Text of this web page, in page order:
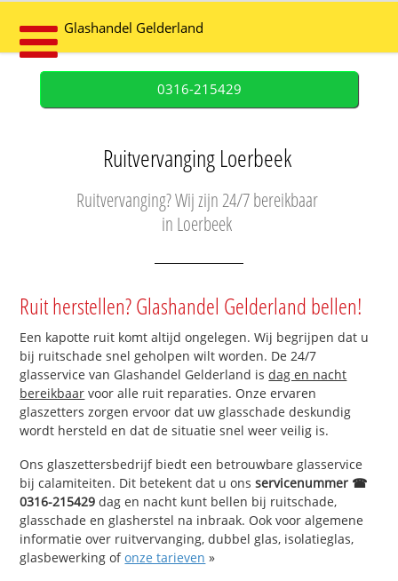
Glashandel Gelderland
0316-215429
Ruitvervanging Loerbeek
Ruitvervanging? Wij zijn 24/7 bereikbaar
in Loerbeek
Ruit herstellen? Glashandel Gelderland bellen!
Een kapotte ruit komt altijd ongelegen. Wij begrijpen dat u
bij ruitschade snel geholpen wilt worden. De 24/7
glasservice van Glashandel Gelderland isdag en nacht
bereikbaar voor alle ruit reparaties. Onze ervaren
glaszetters zorgen ervoor dat uw glasschade deskundig
wordt hersteld en dat de situatie snel weer veilig is.
Ons glaszettersbedrijf biedt een betrouwbare glasservice
bij calamiteiten. Dit betekent dat u onsservicenummer ☎
0316-215429 dag en nacht kunt bellen bij ruitschade,
glasschade en glasherstel na inbraak. Ook voor algemene
informatie over ruitvervanging, dubbel glas, isolatieglas,
glasbewerking ofonze tarieven »